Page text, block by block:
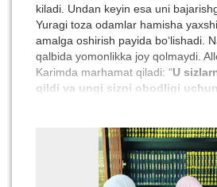
kiladi. Undan keyin esa uni
Yuragi toza odamlar hamisha
amalga oshirish payida bo‘lishadi.
qalbida yomonlikka joy qolmaydi.
Karimda marhamat qiladi: “U
qildi va ungi sizni obodligi